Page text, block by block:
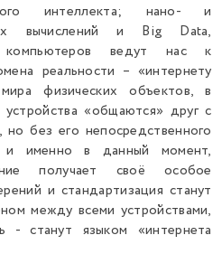
интеллекта; нано- и
вычислений и Big Data,
компьютеров ведут нас к
реальности – «интернету
физических объектов, в
«общаются» друг с
но без его непосредственного
и именно в данный момент,
получает своё особое
и стандартизация станут
между всеми устройствами,
- станут языком «интернета